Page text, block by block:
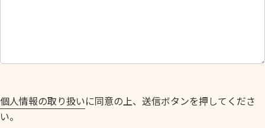
だ
い
。
個人情報の取り扱いに同意の上、送信ボタンを押してくださ
い。